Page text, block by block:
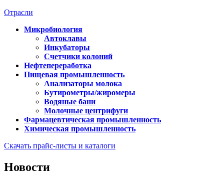
Отрасли
Микробиология
Автоклавы
Инкубаторы
Счетчики колоний
Нефтепереработка
Пищевая промышленность
Анализаторы молока
Бутирометры/жиромеры
Водяные бани
Молочные центрифуги
Фармацевтическая промышленность
Химическая промышленность
Скачать прайс-листы и каталоги
Новости